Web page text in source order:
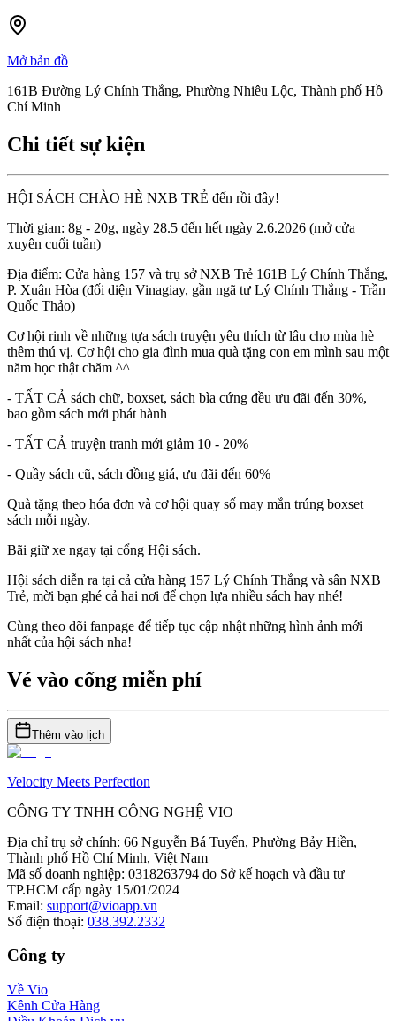
Mở bản đồ
161B Đường Lý Chính Thắng, Phường Nhiêu Lộc, Thành phố Hồ
Chí Minh
Chi tiết sự kiện
HỘI SÁCH CHÀO HÈ NXB TRẺ đến rồi đây!
Thời gian: 8g - 20g, ngày 28.5 đến hết ngày 2.6.2026 (mở cửa
xuyên cuối tuần)
Địa điểm: Cửa hàng 157 và trụ sở NXB Trẻ 161B Lý Chính Thắng,
P. Xuân Hòa (đối diện Vinagiay, gần ngã tư Lý Chính Thắng - Trần
Quốc Thảo)
Cơ hội rinh về những tựa sách truyện yêu thích từ lâu cho mùa hè
thêm thú vị. Cơ hội cho gia đình mua quà tặng con em mình sau một
năm học thật chăm ^^
- TẤT CẢ sách chữ, boxset, sách bìa cứng đều ưu đãi đến 30%,
bao gồm sách mới phát hành
- TẤT CẢ truyện tranh mới giảm 10 - 20%
- Quầy sách cũ, sách đồng giá, ưu đãi đến 60%
Quà tặng theo hóa đơn và cơ hội quay số may mắn trúng boxset
sách mỗi ngày.
Bãi giữ xe ngay tại cổng Hội sách.
Hội sách diễn ra tại cả cửa hàng 157 Lý Chính Thắng và sân NXB
Trẻ, mời bạn ghé cả hai nơi để chọn lựa nhiều sách hay nhé!
Cùng theo dõi fanpage để tiếp tục cập nhật những hình ảnh mới
nhất của hội sách nha!
Vé vào cổng miễn phí
Thêm vào lịch
Velocity Meets Perfection
CÔNG TY TNHH CÔNG NGHỆ VIO
Địa chỉ trụ sở chính: 66 Nguyễn Bá Tuyển, Phường Bảy Hiền,
Thành phố Hồ Chí Minh, Việt Nam
Mã số doanh nghiệp: 0318263794 do Sở kế hoạch và đầu tư
TP.HCM cấp ngày 15/01/2024
Email: support@vioapp.vn
Số điện thoại: 038.392.2332
Công ty
Về Vio
Kênh Cửa Hàng